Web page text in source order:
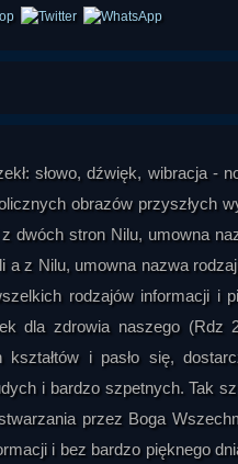
słowo, dźwięk, wibracja -
obrazów przyszłych
dwóch stron Nilu, umowna
a z Nilu, umowna nazwa
rodzajów informacji i
dla zdrowia naszego (Rdz
i pasło się,
i bardzo szpetnych. Tak
przez Boga
i bez bardzo pięknego